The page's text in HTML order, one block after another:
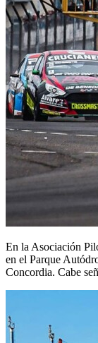
En la Asociación
en el Parque
Concordia. Cabe